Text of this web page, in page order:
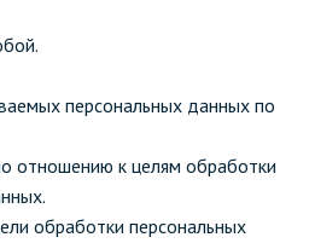
персональных данных по
отношению к целям обработки
обработки персональных